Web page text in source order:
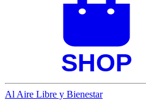
Al Aire Libre y Bienestar